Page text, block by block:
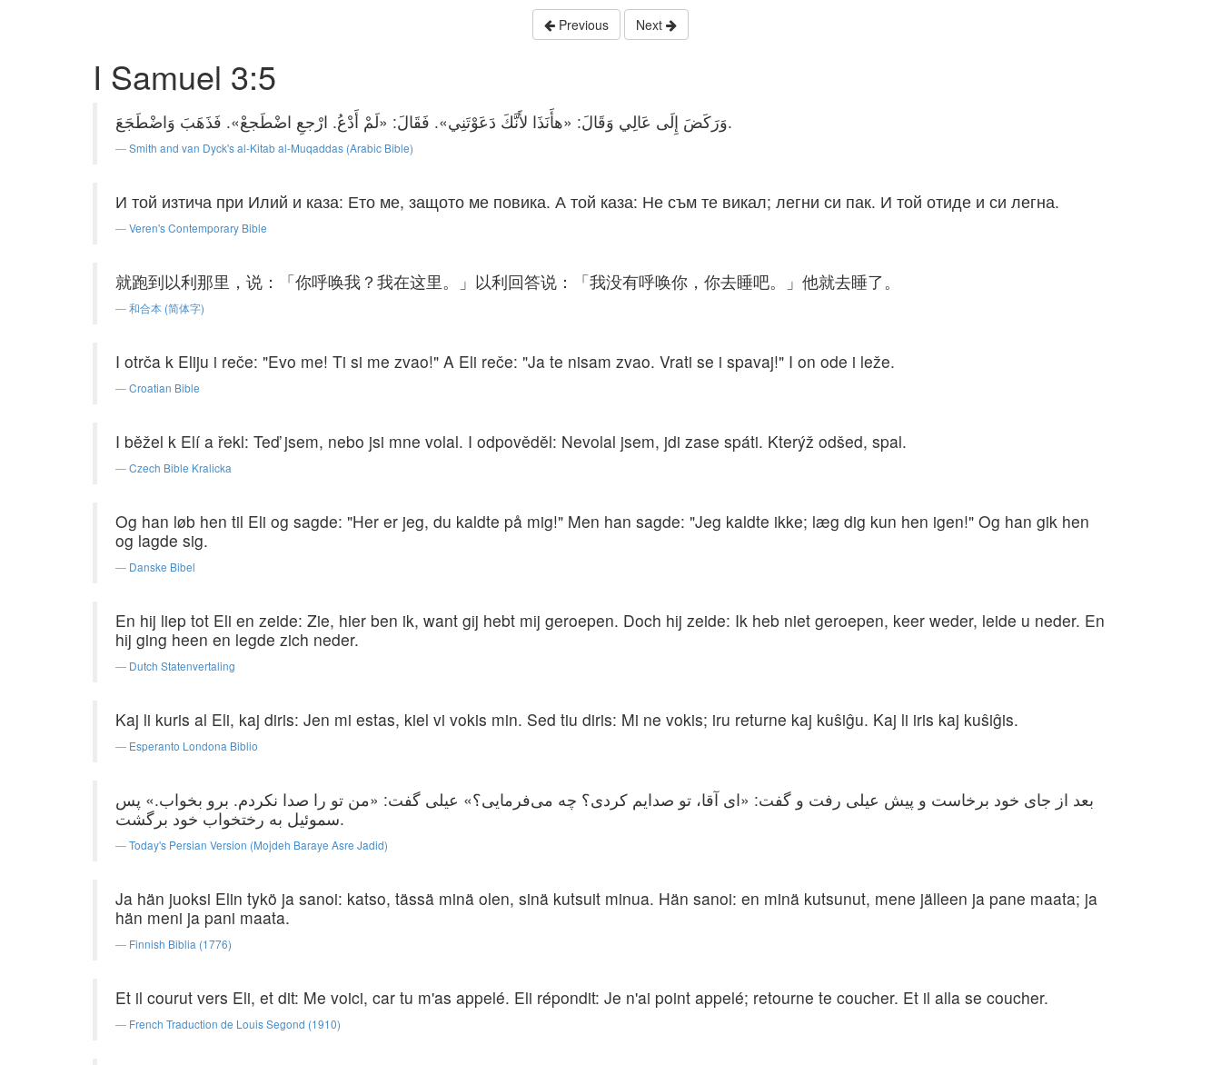
Previous Next
I Samuel 3:5
وَرَكَضَ إِلَى عَالِي وَقَالَ: «هأَنَذَا لأَنَّكَ دَعَوْتَنِي». فَقَالَ: «لَمْ أَدْعُ. ارْجعِ اضْطَجعْ». فَذَهَبَ وَاضْطَجَعَ.
Smith and van Dyck's al-Kitab al-Muqaddas (Arabic Bible)
И той изтича при Илий и каза: Ето ме, защото ме повика. А той каза: Не съм те викал; легни си пак. И той отиде и си легна.
Veren's Contemporary Bible
就跑到以利那里，说：「你呼唤我？我在这里。」以利回答说：「我没有呼唤你，你去睡吧。」他就去睡了。
和合本 (简体字)
I otrča k Eliju i reče: "Evo me! Ti si me zvao!" A Eli reče: "Ja te nisam zvao. Vrati se i spavaj!" I on ode i leže.
Croatian Bible
I běžel k Elí a řekl: Teď jsem, nebo jsi mne volal. I odpověděl: Nevolal jsem, jdi zase spáti. Kterýž odšed, spal.
Czech Bible Kralicka
Og han løb hen til Eli og sagde: "Her er jeg, du kaldte på mig!" Men han sagde: "Jeg kaldte ikke; læg dig kun hen igen!" Og han gik hen
og lagde sig.
Danske Bibel
En hij liep tot Eli en zeide: Zie, hier ben ik, want gij hebt mij geroepen. Doch hij zeide: Ik heb niet geroepen, keer weder, leide u neder. En
hij ging heen en legde zich neder.
Dutch Statenvertaling
Kaj li kuris al Eli, kaj diris: Jen mi estas, kiel vi vokis min. Sed tiu diris: Mi ne vokis; iru returne kaj kuŝiĝu. Kaj li iris kaj kuŝiĝis.
Esperanto Londona Biblio
بعد از جای خود برخاست و پیش عیلی رفت و گفت: «ای آقا، تو صدایم کردی؟ چه می‌فرمایی؟» عیلی گفت: «من تو را صدا نکردم. برو بخواب.» پس
سموئیل به رختخواب خود برگشت.
Today's Persian Version (Mojdeh Baraye Asre Jadid)
Ja hän juoksi Elin tykö ja sanoi: katso, tässä minä olen, sinä kutsuit minua. Hän sanoi: en minä kutsunut, mene jälleen ja pane maata; ja
hän meni ja pani maata.
Finnish Biblia (1776)
Et il courut vers Eli, et dit: Me voici, car tu m'as appelé. Eli répondit: Je n'ai point appelé; retourne te coucher. Et il alla se coucher.
French Traduction de Louis Segond (1910)